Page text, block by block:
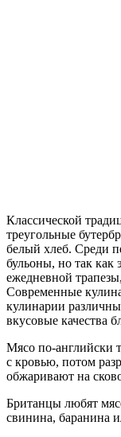
Классической
треугольные
белый хлеб. Среди
бульоны, но так как
ежедневной
Современные
кулинарии
вкусовые качества
Мясо по-английски
с кровью, потом
обжаривают на
Британцы любят
свинина, баранина